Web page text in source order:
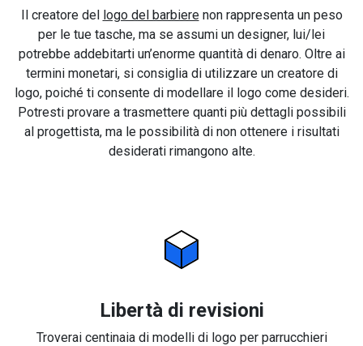
Il creatore del logo del barbierenon rappresenta un peso
per le tue tasche, ma se assumi un designer, lui/lei
potrebbe addebitarti un’enorme quantità di denaro. Oltre ai
termini monetari, si consiglia di utilizzare un creatore di
logo, poiché ti consente di modellare il logo come desideri.
Potresti provare a trasmettere quanti più dettagli possibili
al progettista, ma le possibilità di non ottenere i risultati
desiderati rimangono alte.
Libertà di revisioni
Troverai centinaia di modelli di logo per parrucchieri